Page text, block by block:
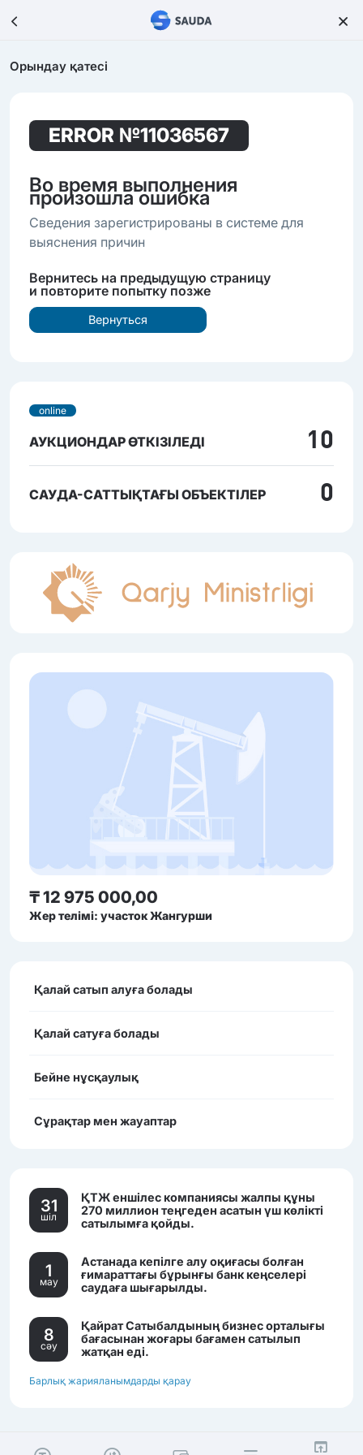
Орындау қатесі
ERROR №11036567
Во время выполнения
произошла ошибка
Сведения зарегистрированы в системе для
выяснения причин
Вернитесь на предыдущую страницу
и повторите попытку позже
Вернуться
online
АУКЦИОНДАР ӨТКІЗІЛЕДІ 10
САУДА-САТТЫҚТАҒЫ ОБЪЕКТІЛЕР 0
₸ 12 975 000,00
Жер телімі: участок Жангурши
Қалай сатып алуға болады
Қалай сатуға болады
Бейне нұсқаулық
Сұрақтар мен жауаптар
31
шiл
ҚТЖ еншілес компаниясы жалпы құны
270 миллион теңгеден асатын үш көлікті
сатылымға қойды.
1
мау
Астанада кепілге алу оқиғасы болған
ғимараттағы бұрынғы банк кеңселері
саудаға шығарылды.
8
сәу
Қайрат Сатыбалдының бизнес орталығы
бағасынан жоғары бағамен сатылып
жатқан еді.
Барлық жарияланымдарды қарау